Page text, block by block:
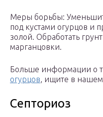
Меры борьбы:
под кустами огурцов и
золой. Обработать
марганцовки.
Больше информации о
огурцов, ищите в
Септориоз